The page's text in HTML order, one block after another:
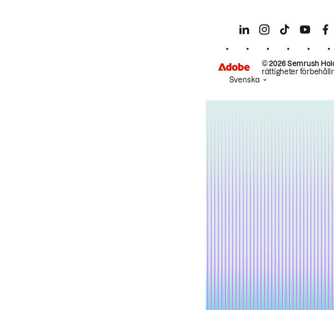
© 2026 Semrush
rättigheter
Svenska